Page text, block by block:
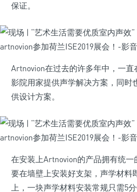
保证。
Artnovion在过去的许多年中，一
影院用家提供声学解决方案，同时
供设计方案。
在安装上Artnovion的产品拥有统
要在墙壁上安装好支架，声学材料
上，一块声学材料安装常规只需5